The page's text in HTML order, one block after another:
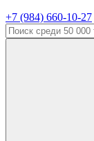
+7 (984) 660-10-27